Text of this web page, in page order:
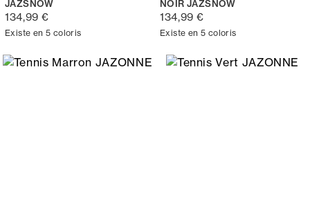
JAZSNOW
134,99 €
Existe en 5 coloris
NOIR JAZSNOW
134,99 €
Existe en 5 coloris